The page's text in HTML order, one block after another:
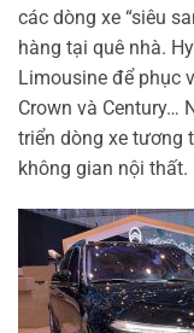
các dòng xe “siêu
hàng tại quê nhà.
Limousine để phục
Crown và Century…
triển dòng xe tương
không gian nội thất.